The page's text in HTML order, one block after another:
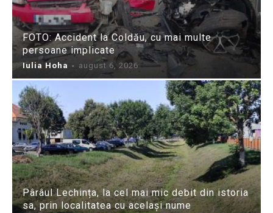
FOTO: Accident la Coldău, cu mai multe
persoane implicate
Iulia Hoha - august 6, 2026
Pârâul Lechința, la cel mai mic debit din istoria
sa, prin localitatea cu același nume